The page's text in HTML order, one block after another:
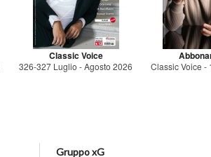
Classic Voice
326-327 Luglio - Agosto 2026 Classic Voice -
Gruppo xG